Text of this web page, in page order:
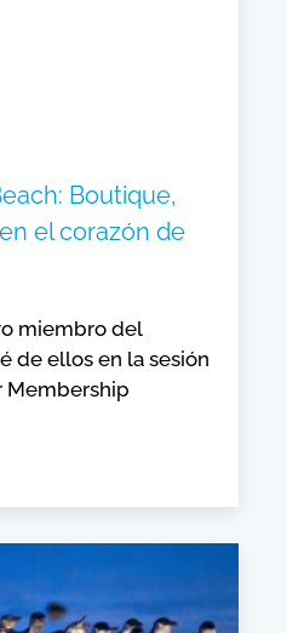
Boutique,
el corazón de
miembro del
de ellos en la sesión
Membership